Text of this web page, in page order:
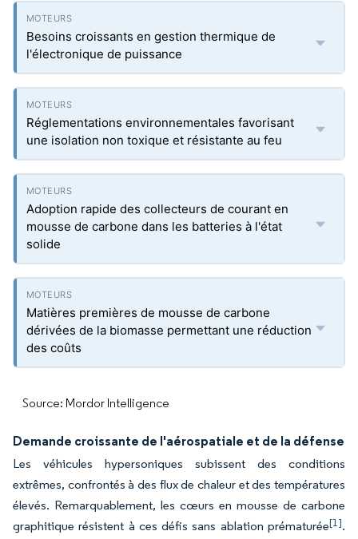
Besoins croissants en gestion thermique de
l'électronique de puissance
Réglementations environnementales favorisant
une isolation non toxique et résistante au feu
Adoption rapide des collecteurs de courant en
mousse de carbone dans les batteries à l'état
solide
Matières premières de mousse de carbone
dérivées de la biomasse permettant une réduction
des coûts
Source: Mordor Intelligence
Demande croissante de l'aérospatiale et de la défense
Les véhicules hypersoniques subissent des conditions
extrêmes, confrontés à des flux de chaleur et des températures
élevés. Remarquablement, les cœurs en mousse de carbone
graphitique résistent à ces défis sans ablation prématurée[1].